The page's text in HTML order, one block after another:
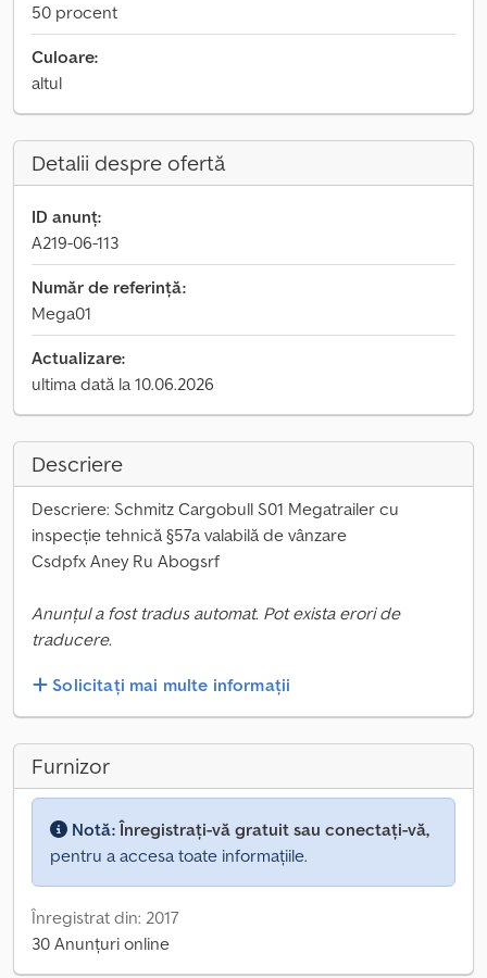
50 procent
Culoare:
altul
Detalii despre ofertă
ID anunț:
A219-06-113
Număr de referință:
Mega01
Actualizare:
ultima dată la 10.06.2026
Descriere
Descriere: Schmitz Cargobull S01 Megatrailer cu
inspecție tehnică §57a valabilă de vânzare
Csdpfx Aney Ru Abogsrf
Anunțul a fost tradus automat. Pot exista erori de
traducere.
Solicitați mai multe informații
Furnizor
Notă:Înregistrați-vă gratuit sau conectați-vă,
pentru a accesa toate informațiile.
Înregistrat din: 2017
30 Anunțuri online